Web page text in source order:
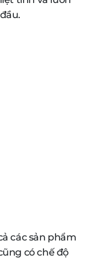
các sản phẩm
có chế độ